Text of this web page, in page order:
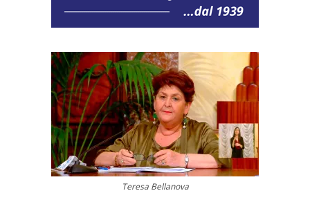
Teresa Bellanova